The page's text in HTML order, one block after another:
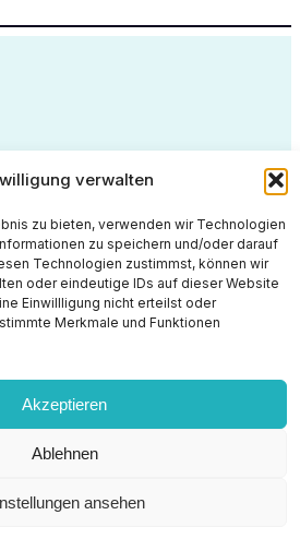
verwalten
zu bieten, verwenden wir Technologien
zu speichern und/oder darauf
Technologien zustimmst, können wir
oder eindeutige IDs auf dieser Website
Einwillligung nicht erteilst oder
Merkmale und Funktionen
Akzeptieren
Ablehnen
ansehen
Thoughts GmbH
Straße 26
Straelen
thoughts.de
deep-thoughts.de
byWordPress
Newsletter